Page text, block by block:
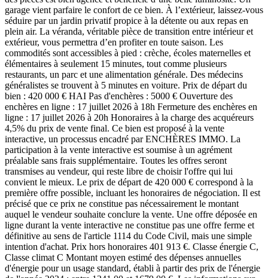
garage vient parfaire le confort de ce bien. À l’extérieur, laissez-vous
séduire par un jardin privatif propice à la détente ou aux repas en
plein air. La véranda, véritable pièce de transition entre intérieur et
extérieur, vous permettra d’en profiter en toute saison. Les
commodités sont accessibles à pied : crèche, écoles maternelles et
élémentaires à seulement 15 minutes, tout comme plusieurs
restaurants, un parc et une alimentation générale. Des médecins
généralistes se trouvent à 5 minutes en voiture. Prix de départ du
bien : 420 000 € HAI Pas d'enchères : 5000 € Ouverture des
enchères en ligne : 17 juillet 2026 à 18h Fermeture des enchères en
ligne : 17 juillet 2026 à 20h Honoraires à la charge des acquéreurs
4,5% du prix de vente final. Ce bien est proposé à la vente
interactive, un processus encadré par ENCHÈRES IMMO. La
participation à la vente interactive est soumise à un agrément
préalable sans frais supplémentaire. Toutes les offres seront
transmises au vendeur, qui reste libre de choisir l'offre qui lui
convient le mieux. Le prix de départ de 420 000 € correspond à la
première offre possible, incluant les honoraires de négociation. Il est
précisé que ce prix ne constitue pas nécessairement le montant
auquel le vendeur souhaite conclure la vente. Une offre déposée en
ligne durant la vente interactive ne constitue pas une offre ferme et
définitive au sens de l'article 1114 du Code Civil, mais une simple
intention d'achat. Prix hors honoraires 401 913 €. Classe énergie C,
Classe climat C Montant moyen estimé des dépenses annuelles
d'énergie pour un usage standard, établi à partir des prix de l'énergie